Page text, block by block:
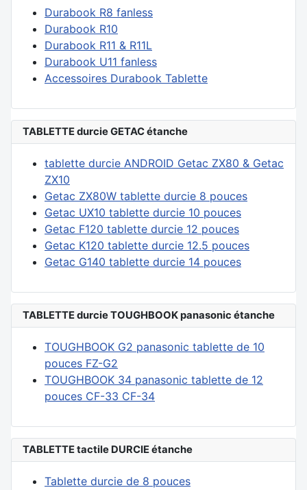
Durabook R8 fanless
Durabook R10
Durabook R11 & R11L
Durabook U11 fanless
Accessoires Durabook Tablette
TABLETTE durcie GETAC étanche
tablette durcie ANDROID Getac ZX80 & Getac
ZX10
Getac ZX80W tablette durcie 8 pouces
Getac UX10 tablette durcie 10 pouces
Getac F120 tablette durcie 12 pouces
Getac K120 tablette durcie 12.5 pouces
Getac G140 tablette durcie 14 pouces
TABLETTE durcie TOUGHBOOK panasonic étanche
TOUGHBOOK G2 panasonic tablette de 10
pouces FZ-G2
TOUGHBOOK 34 panasonic tablette de 12
pouces CF-33 CF-34
TABLETTE tactile DURCIE étanche
Tablette durcie de 8 pouces